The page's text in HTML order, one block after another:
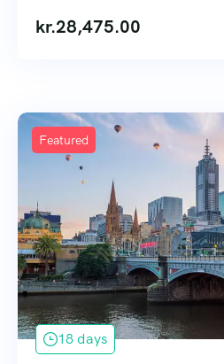
kr.28,475.00
Featured
18 days